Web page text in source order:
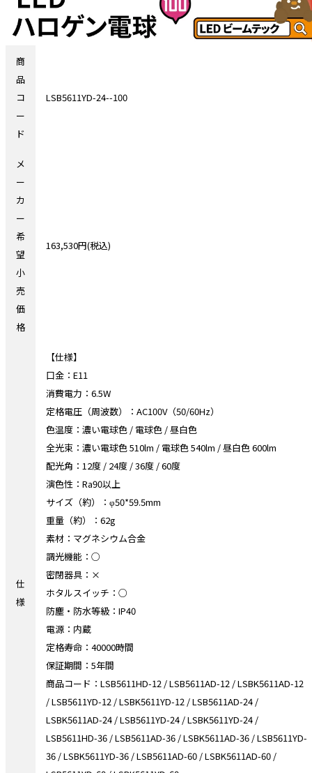
商
品
コ
ー
ド
LSB5611YD-24--100
メ
ー
カ
ー
希
望
小
売
価
格
163,530円(税込)
仕
様
【仕様】
口金：E11
消費電力：6.5W
定格電圧（周波数）：AC100V（50/60Hz）
色温度：濃い電球色 / 電球色 / 昼白色
全光束：濃い電球色 510lm / 電球色 540lm / 昼白色 600lm
配光角：12度 / 24度 / 36度 / 60度
演色性：Ra90以上
サイズ（約）：φ50*59.5mm
重量（約）：62g
素材：マグネシウム合金
調光機能：○
密閉器具：×
ホタルスイッチ：○
防塵・防水等級：IP40
電源：内蔵
定格寿命：40000時間
保証期間：5年間
商品コード：LSB5611HD-12 / LSB5611AD-12 / LSBK5611AD-12
/ LSB5611YD-12 / LSBK5611YD-12 / LSB5611AD-24 /
LSBK5611AD-24 / LSB5611YD-24 / LSBK5611YD-24 /
LSB5611HD-36 / LSB5611AD-36 / LSBK5611AD-36 / LSB5611YD-
36 / LSBK5611YD-36 / LSB5611AD-60 / LSBK5611AD-60 /